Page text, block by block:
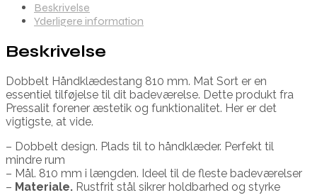
Beskrivelse
Yderligere information
Beskrivelse
Dobbelt Håndklædestang 810 mm. Mat Sort er en
essentiel tilføjelse til dit badeværelse. Dette produkt fra
Pressalit forener æstetik og funktionalitet. Her er det
vigtigste, at vide.
– Dobbelt design. Plads til to håndklæder. Perfekt til
mindre rum
– Mål. 810 mm i længden. Ideel til de fleste badeværelser
– Materiale. Rustfrit stål sikrer holdbarhed og styrke